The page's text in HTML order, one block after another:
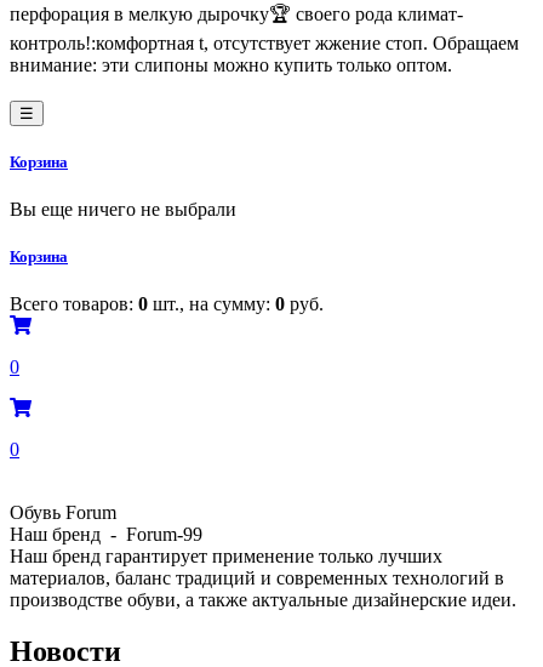
перфорация в мелкую дырочку🏆 своего рода климат-
контроль!:комфортная t, отсутствует жжение стоп. Обращаем
внимание: эти слипоны можно купить только оптом.
☰
Корзина
Вы еще ничего не выбрали
Корзина
Всего товаров: 0 шт., на сумму: 0 руб.
0
0
Обувь Forum
Наш бренд - Forum-99
Наш бренд гарантирует применение только лучших
материалов, баланс традиций и современных технологий в
производстве обуви, а также актуальные дизайнерские идеи.
Новости